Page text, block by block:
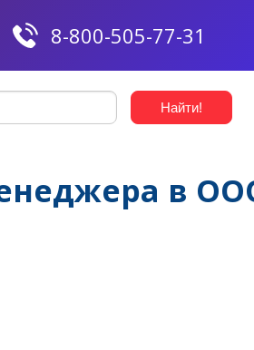
8-800-505-77-31
в